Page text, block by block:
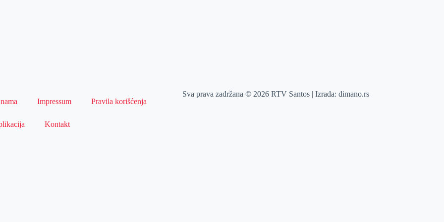
Impressum Pravila korišćenja
Kontakt
Sva prava zadržana © 2026 RTV Santos | Izrada:dimano.rs